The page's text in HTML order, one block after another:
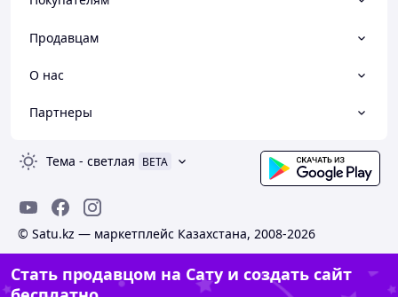
Продавцам
О нас
Партнеры
Тема - светлая BETA
© Satu.kz — маркетплейс Казахстана, 2008-2026
Стать продавцом на Сату и создать сайт